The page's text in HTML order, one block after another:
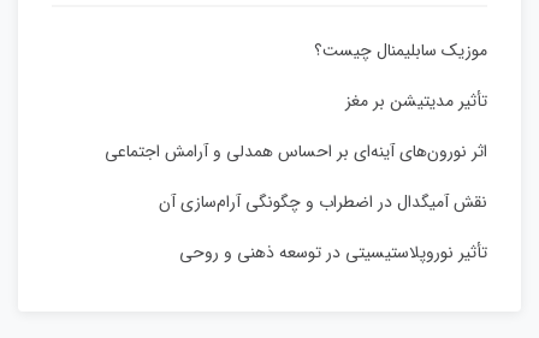
موزیک سابلیمنال چیست؟
تأثیر مدیتیشن بر مغز
اثر نورون‌های آینه‌ای بر احساس همدلی و آرامش اجتماعی
نقش آمیگدال در اضطراب و چگونگی آرام‌سازی آن
تأثیر نوروپلاستیسیتی در توسعه ذهنی و روحی